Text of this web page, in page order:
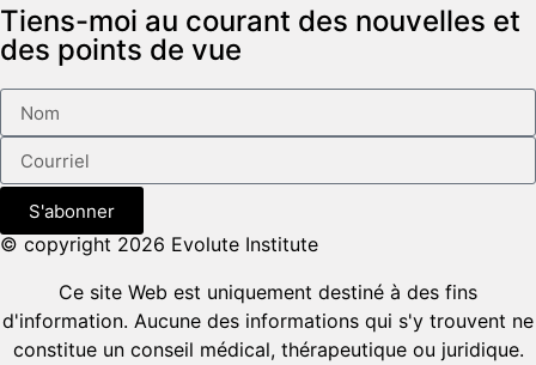
Tiens-moi au courant des nouvelles et
des points de vue
S'abonner
© copyright 2026 Evolute Institute
Ce site Web est uniquement destiné à des fins
d'information. Aucune des informations qui s'y trouvent ne
constitue un conseil médical, thérapeutique ou juridique.